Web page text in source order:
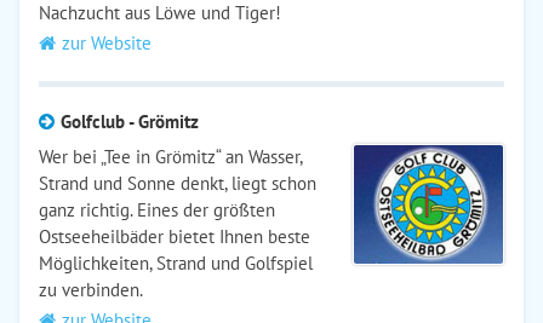
Nachzucht aus Löwe und Tiger!
zur Website
Golfclub - Grömitz
Wer bei „Tee in Grömitz“ an Wasser,
Strand und Sonne denkt, liegt schon
ganz richtig. Eines der größten
Ostseeheilbäder bietet Ihnen beste
Möglichkeiten, Strand und Golfspiel
zu verbinden.